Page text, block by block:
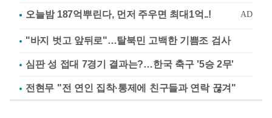
"바지 벗고 앞뒤로"…탈북민 고백한 기쁨조 검사
심판 성 접대 7경기 결과는?…한국 축구 '5승 2무'
전현무 "전 연인 집착·통제에 친구들과 연락 끊겨"